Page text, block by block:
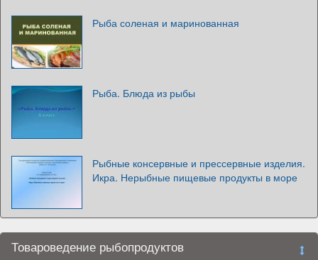
Рыба соленая и маринованная
Рыба. Блюда из рыбы
Рыбные консервные и прессервные изделия.
Икра. Нерыбные пищевые продукты в море
Товароведение рыбопродуктов